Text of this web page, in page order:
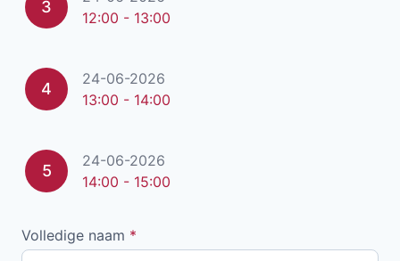
3
12:00 - 13:00
4
24-06-2026
13:00 - 14:00
5
24-06-2026
14:00 - 15:00
Volledige naam *